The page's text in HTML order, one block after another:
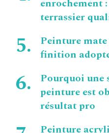
enrochement
terrassier
Peinture
finition
Pourquoi une
peinture est
résultat pro
Peinture